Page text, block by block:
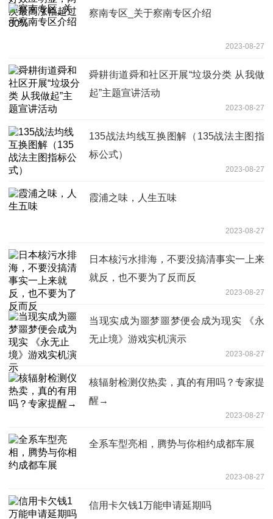
察南专区_关于察南专区介绍
2023-08-27
舜耕街道舜和社区开展“垃圾分类 从我做
起”主题宣讲活动
2023-08-27
135战法均线互换图解（135战法主图指
标公式）
2023-08-27
霞浦之味，人生五味
2023-08-27
日本核污水排海，不要没搞清事实一上来
就反，也不要为了反而反
2023-08-27
当现实成为噩梦噩梦便会成为现实 《永
无止境》游戏实机演示
2023-08-27
核辐射检测仪热卖，真的有用吗？专家提
醒→
2023-08-27
全系车型亮相，腾势与你相约成都车展
2023-08-27
信用卡欠钱1万能申请延期吗